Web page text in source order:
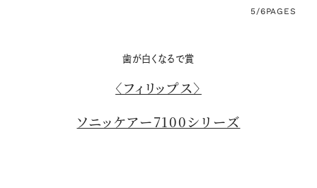
5/6PAGES
歯が白くなるで賞
〈フィリップス〉
ソニッケアー7100シリーズ